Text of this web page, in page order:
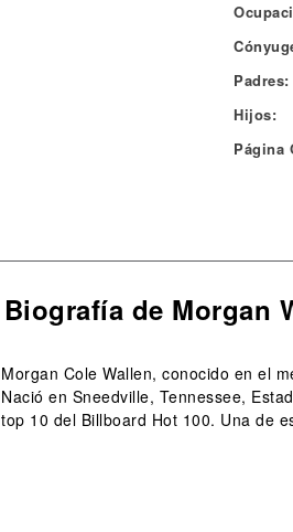
Padres:
Hijos:
Página
Biografía de Morgan
Morgan Cole Wallen, conocido en el
Nació en Sneedville, Tennessee,
top 10 del Billboard Hot 100. Una de